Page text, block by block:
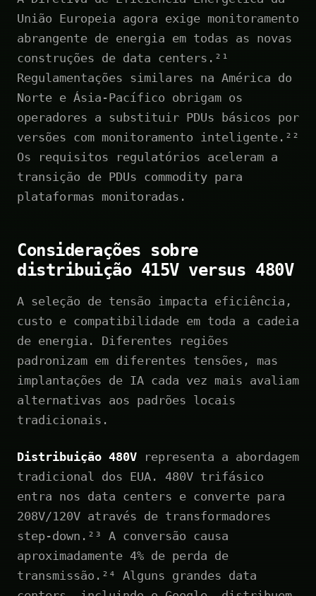
União Europeia agora exige monitoramento
abrangente de energia em todas as novas
construções de data centers.²¹
Regulamentações similares na América do
Norte e Ásia-Pacífico obrigam os
operadores a substituir PDUs básicos por
versões com monitoramento inteligente.²²
Os requisitos regulatórios aceleram a
transição de PDUs commodity para
plataformas monitoradas.
Considerações sobre
distribuição 415V versus 480V
A seleção de tensão impacta eficiência,
custo e compatibilidade em toda a cadeia
de energia. Diferentes regiões
padronizam em diferentes tensões, mas
implantações de IA cada vez mais avaliam
alternativas aos padrões locais
tradicionais.
Distribuição 480V representa a abordagem
tradicional dos EUA. 480V trifásico
entra nos data centers e converte para
208V/120V através de transformadores
step-down.²³ A conversão causa
aproximadamente 4% de perda de
transmissão.²⁴ Alguns grandes data